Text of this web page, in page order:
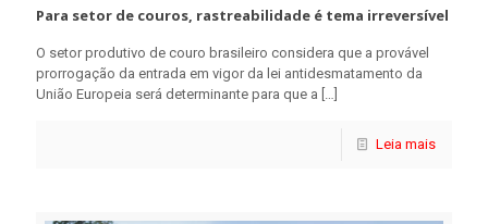
Para setor de couros, rastreabilidade é tema irreversível
O setor produtivo de couro brasileiro considera que a provável
prorrogação da entrada em vigor da lei antidesmatamento da
União Europeia será determinante para que a […]
Leia mais